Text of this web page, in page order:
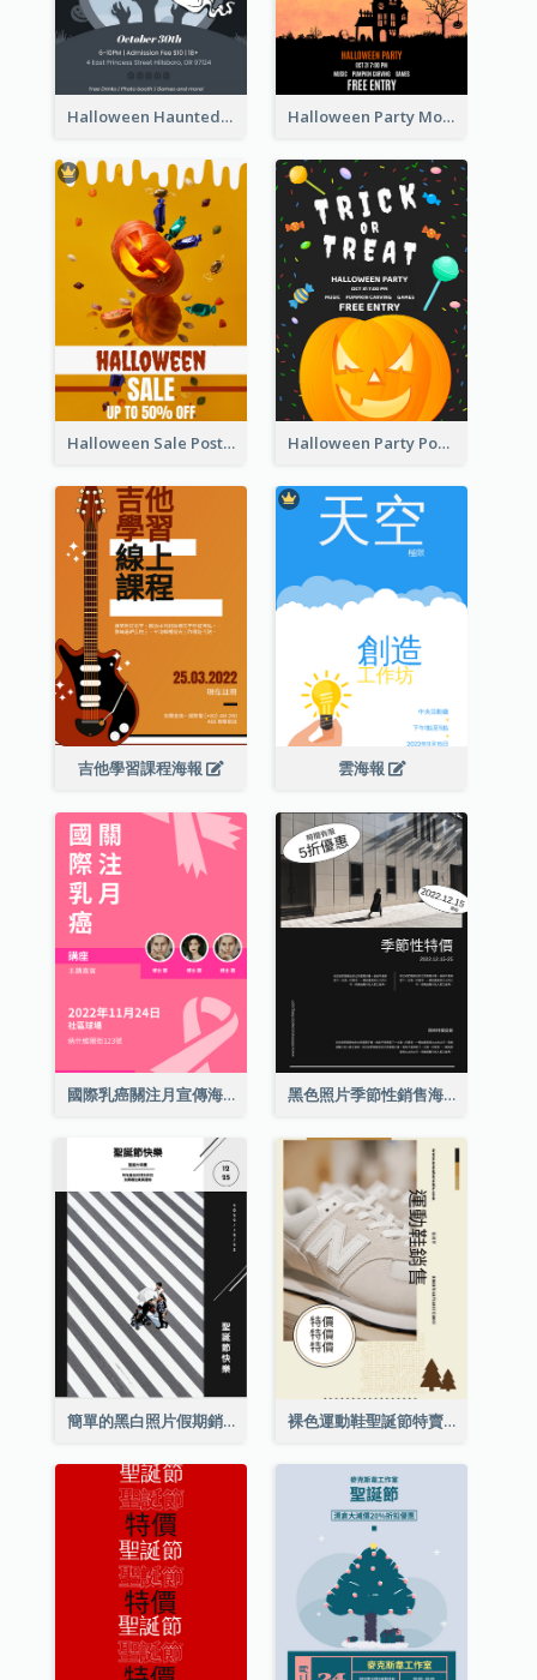
Halloween Haunted House Party Poster Halloween Party Moon Photo Poster
Halloween Sale Poster Halloween Party Poster
吉他學習課程海報 雲海報
國際乳癌關注月宣傳海報 黑色照片季節性銷售海報
簡單的黑白照片假期銷售海報 裸色運動鞋聖誕節特賣海報